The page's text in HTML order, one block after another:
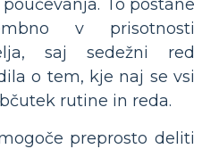
To postane
v prisotnosti
saj sedežni red
o tem, kje naj se vsi
rutine in reda.
preprosto deliti